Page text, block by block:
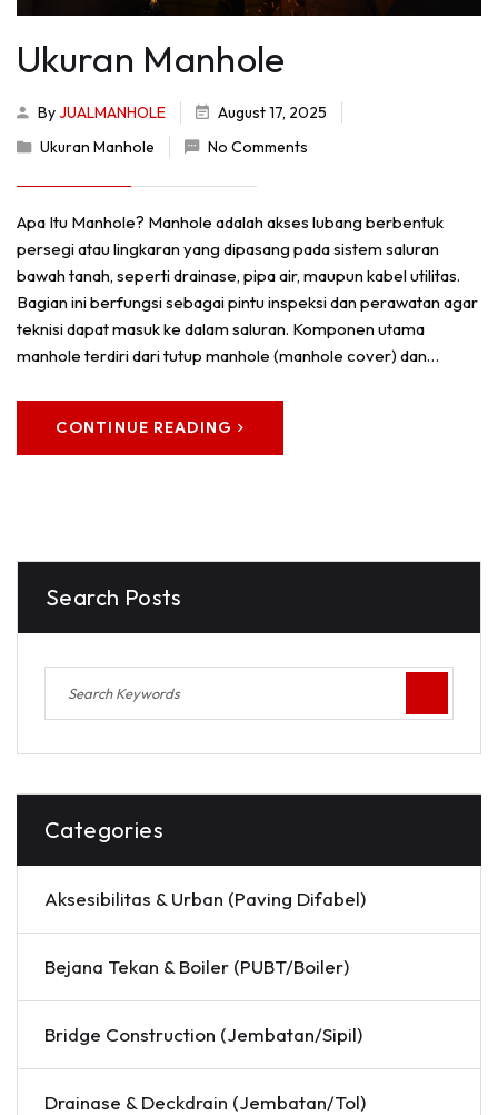
Ukuran Manhole
ByJUALMANHOLE
August 17, 2025
Ukuran Manhole
No Comments
Apa Itu Manhole? Manhole adalah akses lubang berbentuk
persegi atau lingkaran yang dipasang pada sistem saluran
bawah tanah, seperti drainase, pipa air, maupun kabel utilitas.
Bagian ini berfungsi sebagai pintu inspeksi dan perawatan agar
teknisi dapat masuk ke dalam saluran. Komponen utama
manhole terdiri dari tutup manhole (manhole cover) dan…
CONTINUE READING
Search Posts
Categories
Aksesibilitas & Urban (Paving Difabel)
Bejana Tekan & Boiler (PUBT/Boiler)
Bridge Construction (Jembatan/Sipil)
Drainase & Deckdrain (Jembatan/Tol)